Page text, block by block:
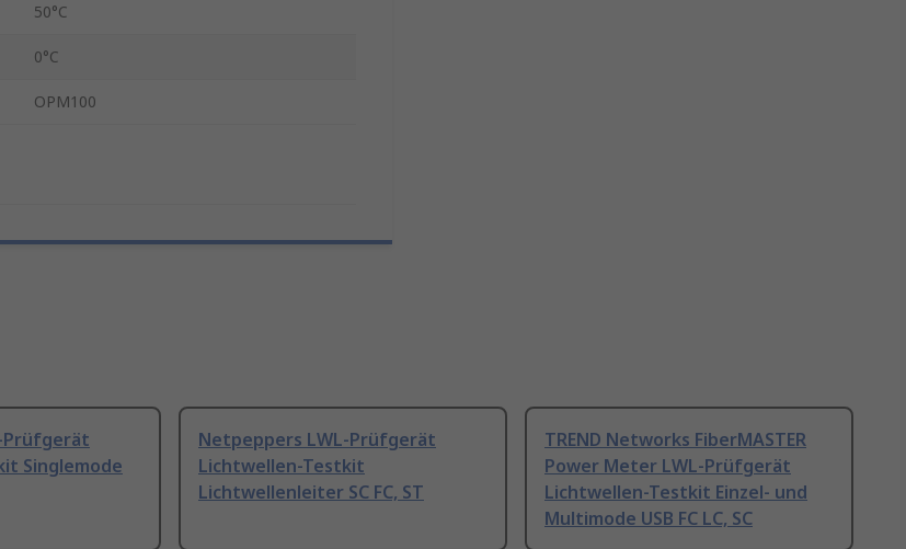
50°C
0°C
OPM100
Prüfgerät
Singlemode
Netpeppers LWL-Prüfgerät
Lichtwellen-Testkit
Lichtwellenleiter SC FC, ST
TREND Networks FiberMASTER
Power Meter LWL-Prüfgerät
Lichtwellen-Testkit Einzel- und
Multimode USB FC LC, SC